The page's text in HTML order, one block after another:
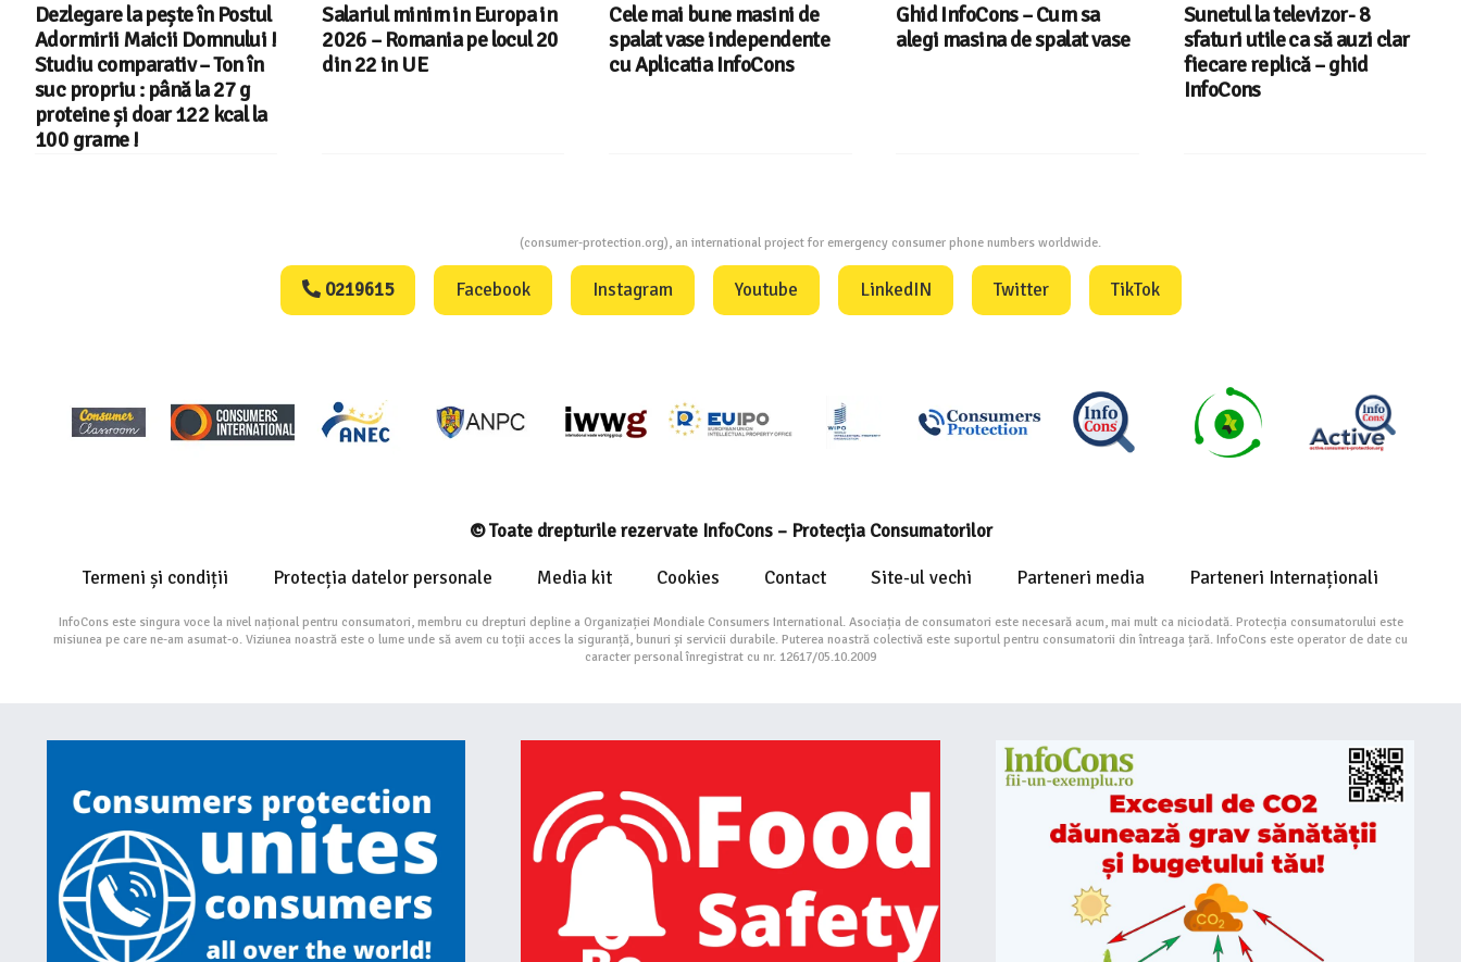
Dezlegare la pește în Postul
Adormirii Maicii Domnului !
Studiu comparativ – Ton în
suc propriu : până la 27 g
proteine și doar 122 kcal la
100 grame !
Salariul minim in Europa in
2026 – Romania pe locul 20
din 22 in UE
Cele mai bune masini de
spalat vase independente
cu Aplicatia InfoCons
Ghid InfoCons – Cum sa
alegi masina de spalat vase
Sunetul la televizor- 8
sfaturi utile ca să auzi clar
fiecare replică – ghid
InfoCons
(consumer-protection.org), an international project for emergency consumer phone numbers worldwide.
0219615 Facebook Instagram Youtube LinkedIN Twitter TikTok
© Toate drepturile rezervate InfoCons – Protecția Consumatorilor
Termeni și condiții Protecția datelor personale Media kit Cookies Contact Site-ul vechi Parteneri media Parteneri Internaționali
InfoCons este singura voce la nivel național pentru consumatori, membru cu drepturi depline a Organizației Mondiale Consumers International. Asociația de consumatori este necesară acum, mai mult ca niciodată. Protecția consumatorului este
misiunea pe care ne-am asumat-o. Viziunea noastră este o lume unde să avem cu toții acces la siguranță, bunuri și servicii durabile. Puterea noastră colectivă este suportul pentru consumatorii din întreaga țară. InfoCons este operator de date cu
caracter personal înregistrat cu nr. 12617/05.10.2009